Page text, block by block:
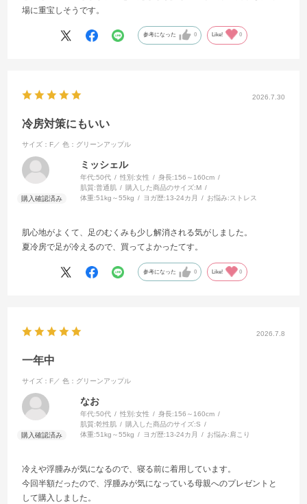
場に重宝しそうです。
参考になった 0 Like! 0
2026.7.30
冷房対策にもいい
サイズ：F／ 色：グリーンアップル
ミッシェル
年代:50代 性別:女性 身長:156～160cm
肌質:普通肌 購入した商品のサイズ:M
体重:51kg～55kg ヨガ歴:13-24カ月 お悩み: ストレス
肌心地がよくて、足のむくみも少し解消される気がしました。
夏冷房で足が冷えるので、買ってよかったてす。
参考になった 0 Like! 0
2026.7.8
一年中
サイズ：F／ 色：グリーンアップル
なお
年代:50代 性別:女性 身長:156～160cm
肌質:乾性肌 購入した商品のサイズ:S
体重:51kg～55kg ヨガ歴:13-24カ月 お悩み:肩こり
冷えや浮腫みが気になるので、寝る前に着用しています。
今回半額だったので、浮腫みが気になっている母親へのプレゼントと
して購入しました。